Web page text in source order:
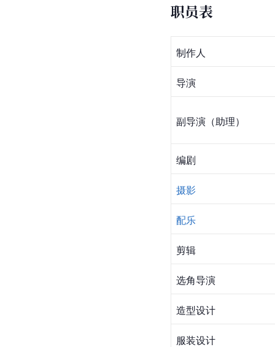
职员表
制作人
导演
副导演（助理）
编剧
摄影
配乐
剪辑
选角导演
造型设计
服装设计